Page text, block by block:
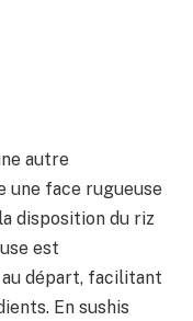
autre
une face rugueuse
disposition du riz
est
départ, facilitant
En sushis